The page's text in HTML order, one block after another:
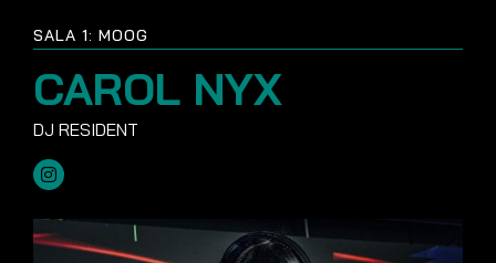
SALA 1: MOOG
CAROL NYX